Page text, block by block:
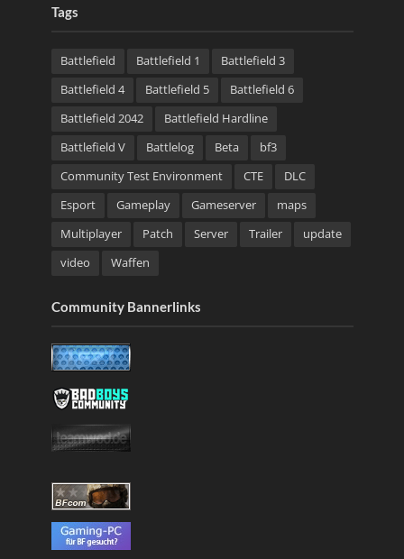
Tags
Battlefield Battlefield 1
Battlefield 3
Battlefield 4
Battlefield 5
Battlefield 6
Battlefield 2042
Battlefield Hardline
Battlefield V
Battlelog Beta
bf3
Community Test Environment
CTE
DLC
Esport
Gameplay Gameserver
maps
Multiplayer
Patch Server Trailer
update
video
Waffen
Community Bannerlinks